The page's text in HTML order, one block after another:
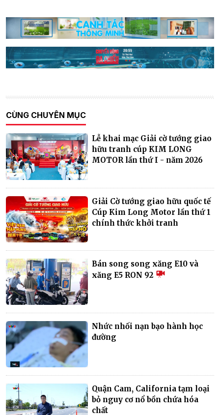
CÙNG CHUYÊN MỤC
Lễ khai mạc Giải cờ tướng giao
hữu tranh cúp KIM LONG
MOTOR lần thứ I - năm 2026
Giải Cờ tướng giao hữu quốc tế
Cúp Kim Long Motor lần thứ 1
chính thức khởi tranh
Bán song song xăng E10 và
xăng E5 RON 92
Nhức nhối nạn bạo hành học
đường
Quận Cam, California tạm loại
bỏ nguy cơ nổ bồn chứa hóa
chất